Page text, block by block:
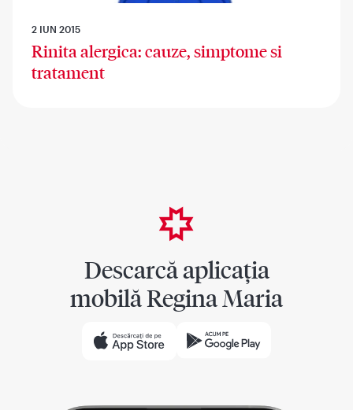
2 IUN 2015
Rinita alergica: cauze, simptome si
tratament
Descarcă aplicația
mobilă Regina Maria